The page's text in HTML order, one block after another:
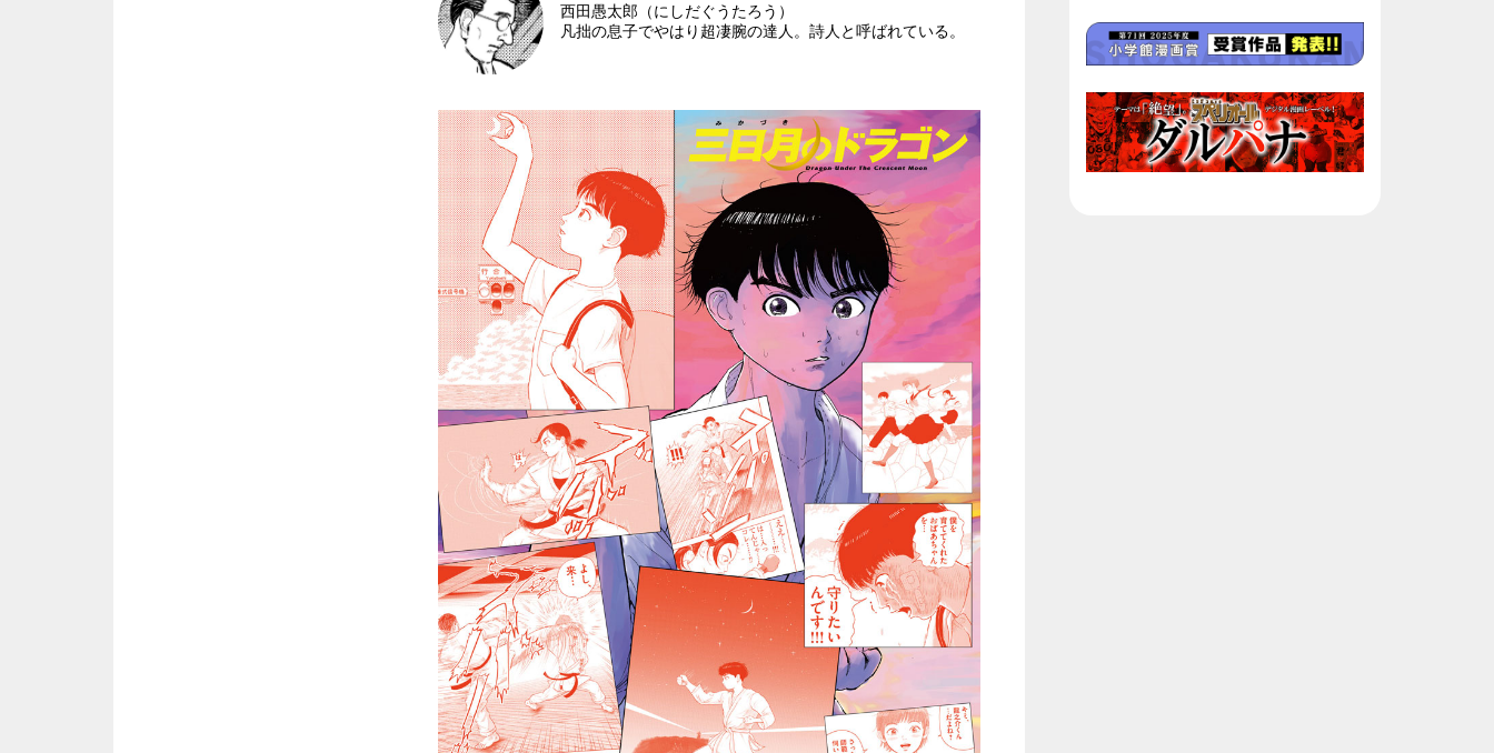
西田愚太郎（にしだぐうたろう）
凡拙の息子でやはり超凄腕の達人。詩人と呼ばれている。